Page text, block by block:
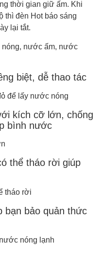
thời gian giữ ấm. Khi
thì đèn Hot báo sáng
lại tắt.
biệt, dễ thao tác
kích cỡ lớn, chống
bình nước
thể tháo rời giúp
bạn bảo quản thức
nóng lạnh